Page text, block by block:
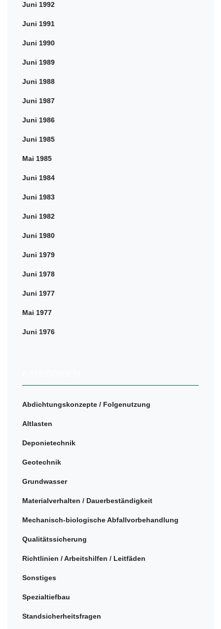
Juni 1992
Juni 1991
Juni 1990
Juni 1989
Juni 1988
Juni 1987
Juni 1986
Juni 1985
Mai 1985
Juni 1984
Juni 1983
Juni 1982
Juni 1980
Juni 1979
Juni 1978
Juni 1977
Mai 1977
Juni 1976
Abdichtungskonzepte / Folgenutzung
Altlasten
Deponietechnik
Geotechnik
Grundwasser
Materialverhalten / Dauerbeständigkeit
Mechanisch-biologische Abfallvorbehandlung
Qualitätssicherung
Richtlinien / Arbeitshilfen / Leitfäden
Sonstiges
Spezialtiefbau
Standsicherheitsfragen